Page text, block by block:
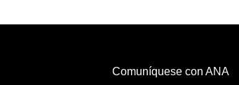
Comuníquese con ANA